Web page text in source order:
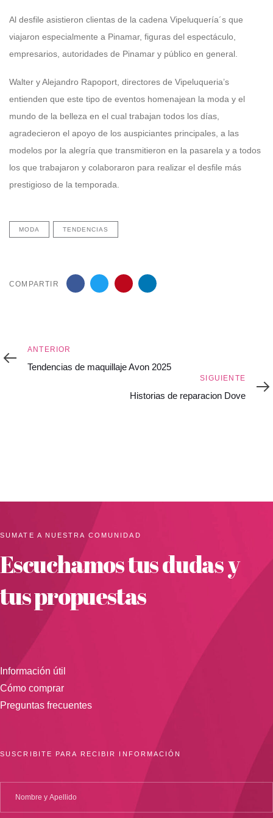
Al desfile asistieron clientas de la cadena Vipeluquería´s que
viajaron especialmente a Pinamar, figuras del espectáculo,
empresarios, autoridades de Pinamar y público en general.
Walter y Alejandro Rapoport, directores de Vipeluqueria’s
entienden que este tipo de eventos homenajean la moda y el
mundo de la belleza en el cual trabajan todos los días,
agradecieron el apoyo de los auspiciantes principales, a las
modelos por la alegría que transmitieron en la pasarela y a todos
los que trabajaron y colaboraron para realizar el desfile más
prestigioso de la temporada.
MODA TENDENCIAS
COMPARTIR
Anterior
ANTERIOR
Tendencias de maquillaje Avon 2025
SIGUIENTE
Historias de reparacion Dove
SUMATE A NUESTRA COMUNIDAD
Escuchamos tus dudas y
tus propuestas
Información útil
Cómo comprar
Preguntas frecuentes
SUSCRIBITE PARA RECIBIR INFORMACIÓN